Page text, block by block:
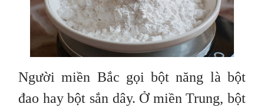
Người miền Bắc gọi bột năng là bột
đao hay bột sắn dây. Ở miền Trung, bột